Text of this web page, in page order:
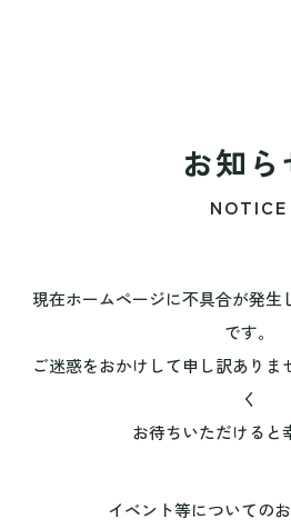
お知ら
NOTICE
現在ホームページに不具合が発生
です。
ご迷惑をおかけして申し訳あり
く
お待ちいただけると
イベント等についての